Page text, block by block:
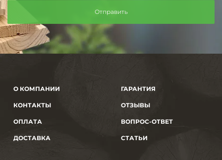
О КОМПАНИИ
КОНТАКТЫ
ОПЛАТА
ДОСТАВКА
ГАРАНТИЯ
ОТЗЫВЫ
ВОПРОС-ОТВЕТ
СТАТЬИ